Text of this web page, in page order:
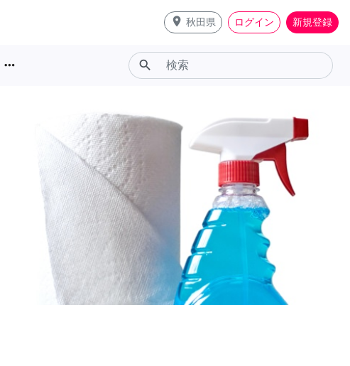
place 秋田県 ログイン 新規登録
more_horiz search